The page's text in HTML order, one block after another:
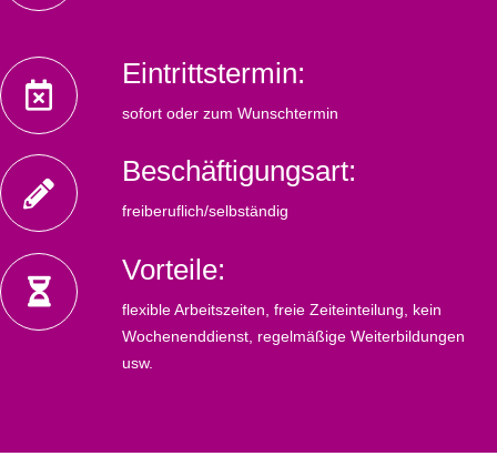
Eintrittstermin:
sofort oder zum Wunschtermin
Beschäftigungsart:
freiberuflich/selbständig
Vorteile:
flexible Arbeitszeiten, freie Zeiteinteilung, kein
Wochenenddienst, regelmäßige Weiterbildungen
usw.